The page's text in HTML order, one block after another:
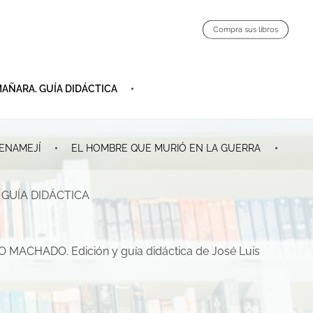
Compra sus libros
GUÍA DIDÁCTICA
EL HOMBRE QUE MURIÓ EN LA GUERRA
DIDÁCTICA
MACHADO. Edición y guía didáctica de José Luis